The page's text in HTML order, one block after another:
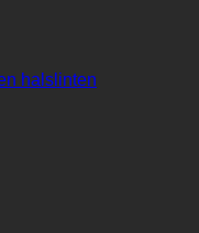
halslinten